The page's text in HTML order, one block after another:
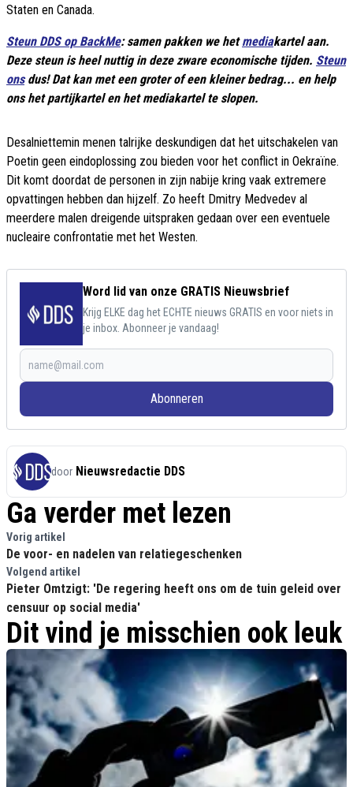
Staten en Canada.
Steun DDS op BackMe: samen pakken we hetmediakartel aan.
Deze steun is heel nuttig in deze zware economische tijden. Steun
onsdus! Dat kan met een groter of een kleiner bedrag... en help
ons het partijkartel en het mediakartel te slopen.
Desalniettemin menen talrijke deskundigen dat het uitschakelen van
Poetin geen eindoplossing zou bieden voor het conflict in Oekraïne.
Dit komt doordat de personen in zijn nabije kring vaak extremere
opvattingen hebben dan hijzelf. Zo heeft Dmitry Medvedev al
meerdere malen dreigende uitspraken gedaan over een eventuele
nucleaire confrontatie met het Westen.
Word lid van onze GRATIS Nieuwsbrief
Krijg ELKE dag het ECHTE nieuws GRATIS en voor niets in
je inbox. Abonneer je vandaag!
Abonneren
door Nieuwsredactie DDS
Ga verder met lezen
Vorig artikel
De voor- en nadelen van relatiegeschenken
Volgend artikel
Pieter Omtzigt: 'De regering heeft ons om de tuin geleid over
censuur op social media'
Dit vind je misschien ook leuk